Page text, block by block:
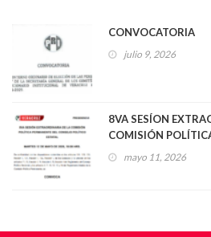
CONVOCATORIA
julio 9, 2026
8VA SESÍON
COMISIÓN
CONSEJO POLÍTICO
mayo 11, 2026